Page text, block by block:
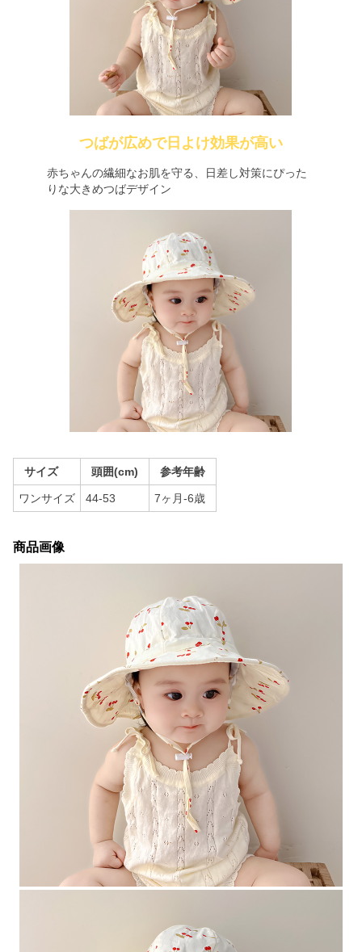
つばが広めで日よけ効果が高い
赤ちゃんの繊細なお肌を守る、日差し対策にぴった
りな大きめつばデザイン
サイズ 頭囲(cm) 参考年齢
ワンサイズ 44-53 7ヶ月-6歳
商品画像